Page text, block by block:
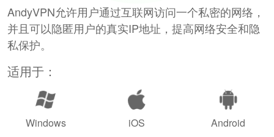
AndyVPN允许用户通过互联网访问一个私密的网络，
并且可以隐匿用户的真实IP地址，提高网络安全和隐
私保护。
适用于：
Windows iOS Android